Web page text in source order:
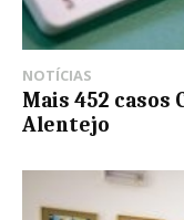
NOTÍCIAS
Mais 452 casos
Alentejo